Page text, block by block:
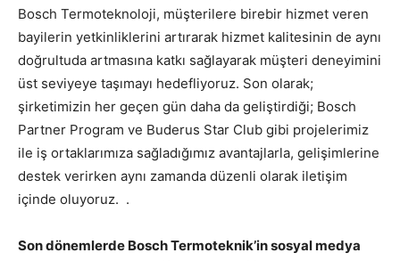
Bosch Termoteknoloji, müşterilere birebir hizmet veren
bayilerin yetkinliklerini artırarak hizmet kalitesinin de aynı
doğrultuda artmasına katkı sağlayarak müşteri deneyimini
üst seviyeye taşımayı hedefliyoruz. Son olarak;
şirketimizin her geçen gün daha da geliştirdiği; Bosch
Partner Program ve Buderus Star Club gibi projelerimiz
ile iş ortaklarımıza sağladığımız avantajlarla, gelişimlerine
destek verirken aynı zamanda düzenli olarak iletişim
içinde oluyoruz. .
Son dönemlerde Bosch Termoteknik’in sosyal medya